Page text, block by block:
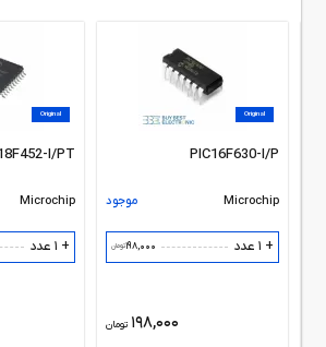
Original
PIC16F630-I/P
Microchip موجود
+ 1 عدد 198,000تومان
198,000 تومان
Original
I/PT
Microchip
+ 1 عدد